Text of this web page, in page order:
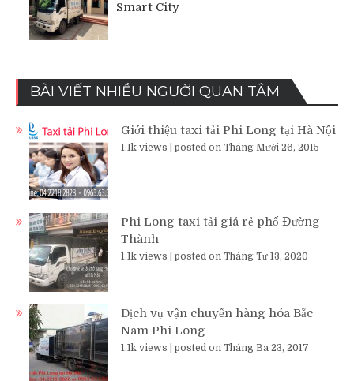
Smart City
BÀI VIẾT NHIỀU NGƯỜI QUAN TÂM
Giới thiệu taxi tải Phi Long tại Hà Nội
1.1k views posted on Tháng Mười 26, 2015
Phi Long taxi tải giá rẻ phố Đường
Thành
1.1k views posted on Tháng Tư 13, 2020
Dịch vụ vận chuyển hàng hóa Bắc
Nam Phi Long
1.1k views posted on Tháng Ba 23, 2017